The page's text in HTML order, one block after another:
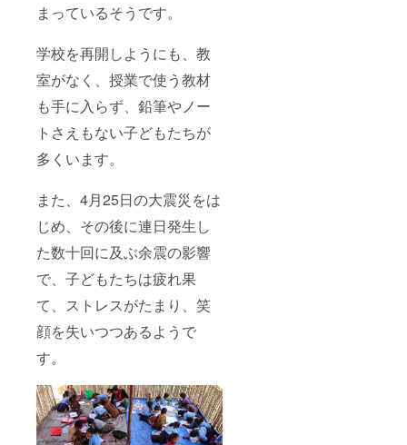
まっているそうです。
学校を再開しようにも、教
室がなく、授業で使う教材
も手に入らず、鉛筆やノー
トさえもない子どもたちが
多くいます。
また、4月25日の大震災をは
じめ、その後に連日発生し
た数十回に及ぶ余震の影響
で、子どもたちは疲れ果
て、ストレスがたまり、笑
顔を失いつつあるようで
す。